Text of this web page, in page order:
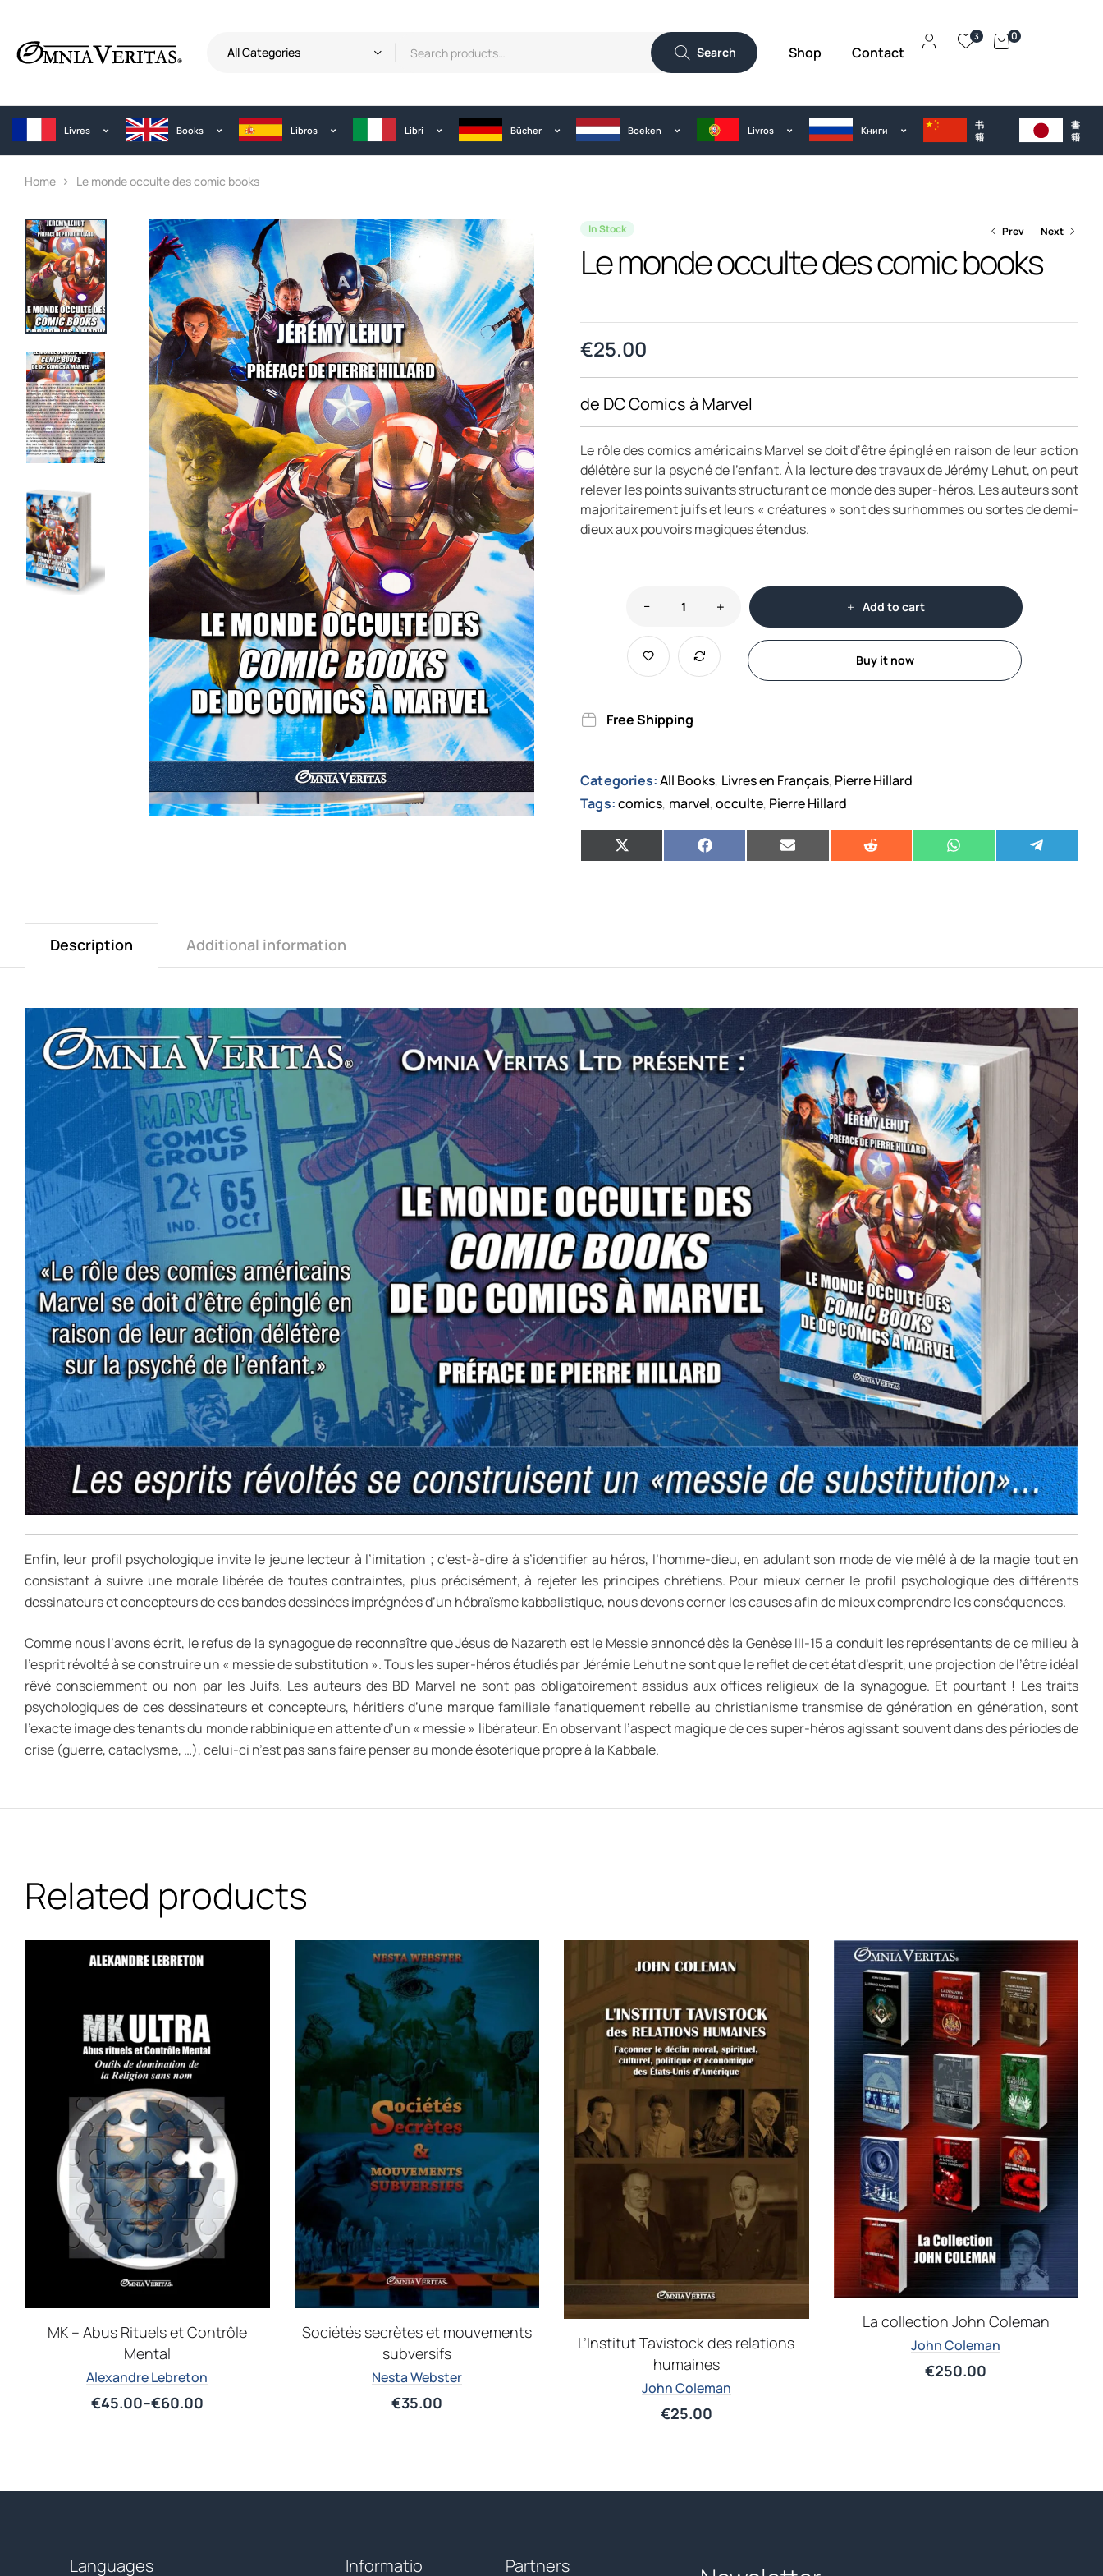
Search
All Categories Shop Contact
3 0
Livres Books Libros Libri Bücher Boeken Livros Kниги
书
籍
書
籍
Home Le monde occulte des comic books
Prev
€25.00
Next
€23.00
In Stock
Le monde occulte des comic books
€25.00
de DC Comics à Marvel
Le rôle des comics américains Marvel se doit d’être épinglé en raison de leur action
délétère sur la psyché de l’enfant. À la lecture des travaux de Jérémy Lehut, on peut
relever les points suivants structurant ce monde des super-héros. Les auteurs sont
majoritairement juifs et leurs « créatures » sont des surhommes ou sortes de demi-
dieux aux pouvoirs magiques étendus.
Add to cart
Buy it now
Free Shipping
Categories: All Books, Livres en Français, Pierre Hillard
Tags:comics, marvel,occulte, Pierre Hillard
Description Additional information
Enfin, leur profil psychologique invite le jeune lecteur à l’imitation ; c’est-à-dire à s’identifier au héros, l’homme-dieu, en adulant son mode de vie mêlé à de la magie tout en
consistant à suivre une morale libérée de toutes contraintes, plus précisément, à rejeter les principes chrétiens. Pour mieux cerner le profil psychologique des différents
dessinateurs et concepteurs de ces bandes dessinées imprégnées d’un hébraïsme kabbalistique, nous devons cerner les causes afin de mieux comprendre les conséquences.
Comme nous l’avons écrit, le refus de la synagogue de reconnaître que Jésus de Nazareth est le Messie annoncé dès la Genèse III-15 a conduit les représentants de ce milieu à
l’esprit révolté à se construire un « messie de substitution ». Tous les super-héros étudiés par Jérémie Lehut ne sont que le reflet de cet état d’esprit, une projection de l’être idéal
rêvé consciemment ou non par les Juifs. Les auteurs des BD Marvel ne sont pas obligatoirement assidus aux offices religieux de la synagogue. Et pourtant ! Les traits
psychologiques de ces dessinateurs et concepteurs, héritiers d’une marque familiale fanatiquement rebelle au christianisme transmise de génération en génération, sont
l’exacte image des tenants du monde rabbinique en attente d’un « messie » libérateur. En observant l’aspect magique de ces super-héros agissant souvent dans des périodes de
crise (guerre, cataclysme, …), celui-ci n’est pas sans faire penser au monde ésotérique propre à la Kabbale.
Related products
MK – Abus Rituels et Contrôle
Mental
Alexandre Lebreton
€45.00–€60.00
Sociétés secrètes et mouvements
subversifs
Nesta Webster
€35.00
L’Institut Tavistock des relations
humaines
John Coleman
€25.00
La collection John Coleman
John Coleman
€250.00
Languages
Informatio
Partners